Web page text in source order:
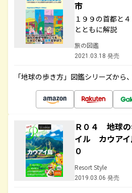
市
１９９の首都と
とともに解説
旅の図鑑
2021.03.18 発売
「地球の歩き方」図鑑シリーズから
Ｒ０４ 地球
イル カウア
０
Resort Style
2019.03.06 発売